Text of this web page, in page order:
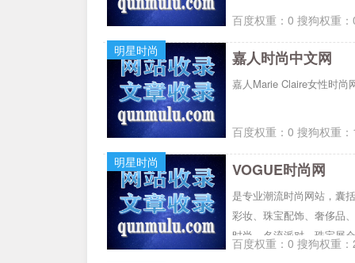
百度权重：0 搜狗权重
明星时尚
嘉人时尚中文网
嘉人Marie Claire女性时
百度权重：0 搜狗权重
明星时尚
VOGUE时尚网
是专业潮流时尚网站，囊
彩妆、珠宝配饰、奢侈品
时尚、名流派对、珠宝展
容》杂志内容。
百度权重：0 搜狗权重